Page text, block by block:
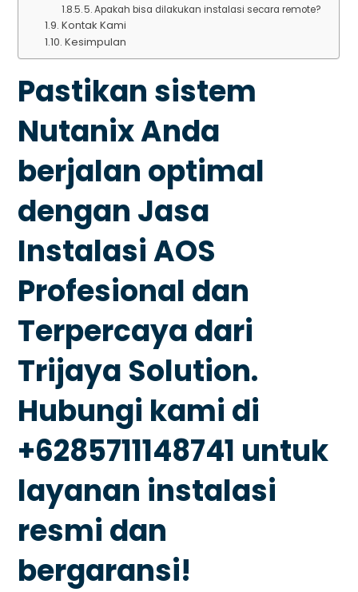
5. Apakah bisa dilakukan instalasi secara remote?
Kontak Kami
Kesimpulan
Pastikan sistem
Nutanix Anda
berjalan optimal
dengan Jasa
Instalasi AOS
Profesional dan
Terpercaya dari
Trijaya Solution.
Hubungi kami di
+6285711148741 untuk
layanan instalasi
resmi dan
bergaransi!